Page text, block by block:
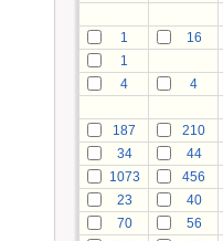
1
16
1
4
4
187
210
34
44
1073
456
23
40
70
56